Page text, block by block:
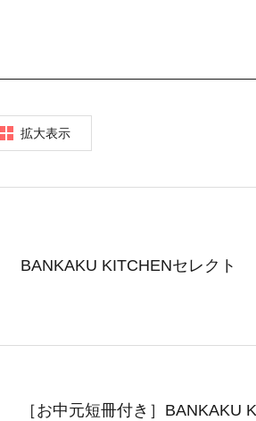
拡大表示
BANKAKU KITCHENセレクト
［お中元短冊付き］BANKAKU